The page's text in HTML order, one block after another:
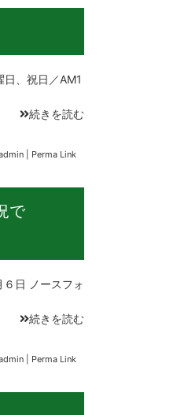
、祝日／AM1
続きを読む
Perma Link
で
日 ノースフォ
続きを読む
Perma Link